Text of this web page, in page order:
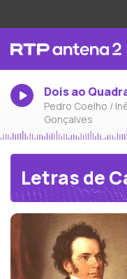
Dois ao
Pedro Coelho /
Gonçalves
Letras de